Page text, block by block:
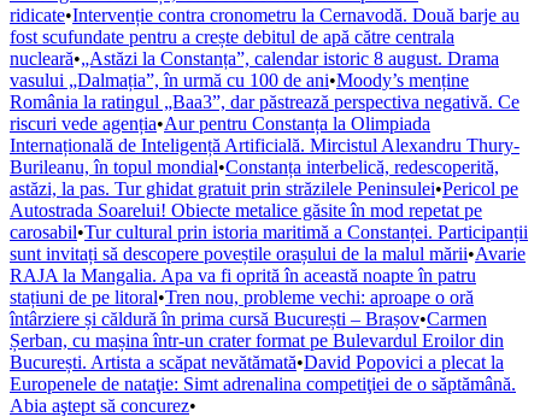
ridicate•Intervenție contra cronometru la Cernavodă. Două barje au
fost scufundate pentru a crește debitul de apă către centrala
nucleară•„Astăzi la Constanța”, calendar istoric 8 august. Drama
vasului „Dalmația”, în urmă cu 100 de ani•Moody’s menține
România la ratingul „Baa3”, dar păstrează perspectiva negativă. Ce
riscuri vede agenția•Aur pentru Constanța la Olimpiada
Internațională de Inteligență Artificială. Mircistul Alexandru Thury-
Burileanu, în topul mondial•Constanța interbelică, redescoperită,
astăzi, la pas. Tur ghidat gratuit prin străzilele Peninsulei•Pericol pe
Autostrada Soarelui! Obiecte metalice găsite în mod repetat pe
carosabil•Tur cultural prin istoria maritimă a Constanței. Participanții
sunt invitați să descopere poveștile orașului de la malul mării•Avarie
RAJA la Mangalia. Apa va fi oprită în această noapte în patru
stațiuni de pe litoral•Tren nou, probleme vechi: aproape o oră
întârziere și căldură în prima cursă București – Brașov•Carmen
Șerban, cu mașina într-un crater format pe Bulevardul Eroilor din
București. Artista a scăpat nevătămată•David Popovici a plecat la
Europenele de nataţie: Simt adrenalina competiţiei de o săptămână.
Abia aştept să concurez•